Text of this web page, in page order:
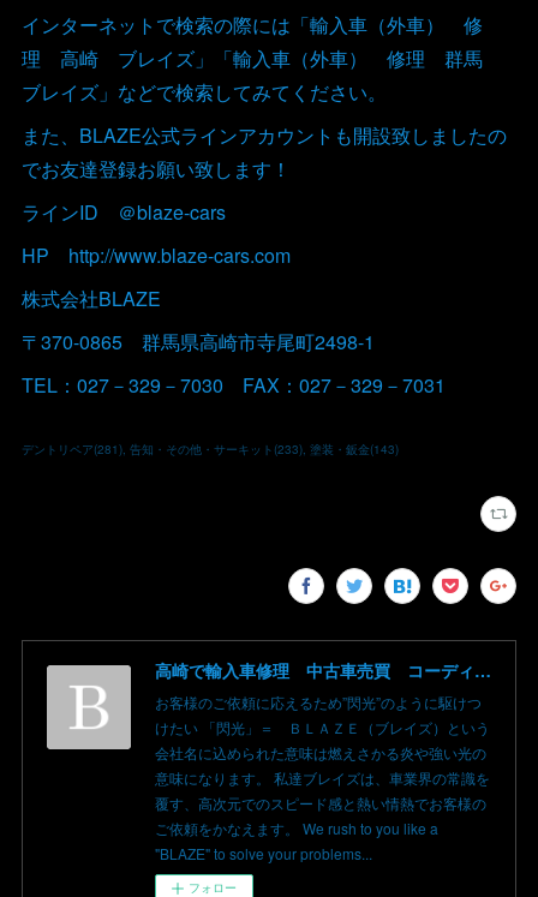
インターネットで検索の際には「輸入車（外車） 修
理 高崎 ブレイズ」「輸入車（外車） 修理 群馬
ブレイズ」などで検索してみてください。
また、BLAZE公式ラインアカウントも開設致しましたの
でお友達登録お願い致します！
ラインID ＠blaze-cars
HP http://www.blaze-cars.com
株式会社BLAZE
〒370-0865 群馬県高崎市寺尾町2498-1
TEL：027－329－7030 FAX：027－329－7031
デントリペア(281) 告知・その他・サーキット (233) 塗装・鈑金(143)
高崎で輸入車修理 中古車売買 コーディングならBLAZE（ブレイズ）へ│BLAZE Total Car Support & Modify in Takasaki Gunma
お客様のご依頼に応えるため”閃光”のように駆けつ
けたい 「閃光」＝ ＢＬＡＺＥ（ブレイズ）という
会社名に込められた意味は燃えさかる炎や強い光の
意味になります。 私達ブレイズは、車業界の常識を
覆す、高次元でのスピード感と熱い情熱でお客様の
ご依頼をかなえます。 We rush to you like a
"BLAZE" to solve your problems...
フォロー